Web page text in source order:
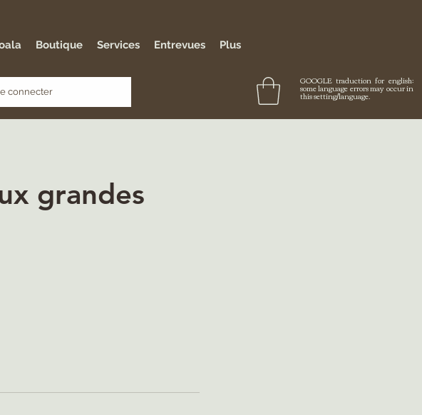
connecter
Boutique Services Entrevues Plus
GOOGLE traduction for english:
some language errors may occur in
this setting/language.
grandes